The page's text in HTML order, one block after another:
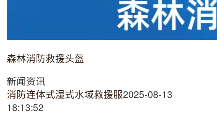
森林消防救援头盔
新闻资讯
消防连体式湿式水域救援服2025-08-13
18:13:52